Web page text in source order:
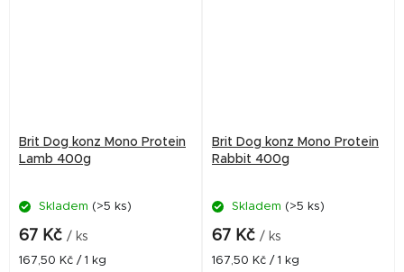
Brit Dog konz Mono Protein
Lamb 400g
Skladem (>5 ks)
67 Kč / ks
Měrná
167,50 Kč / 1 kg
Brit Dog konz Mono Protein
Rabbit 400g
Skladem (>5 ks)
67 Kč / ks
Měrná
167,50 Kč / 1 kg